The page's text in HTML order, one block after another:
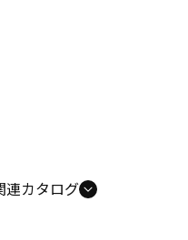
連カタログ